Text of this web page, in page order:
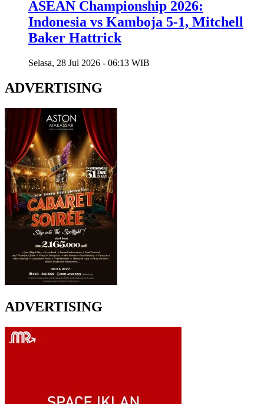
ASEAN Championship 2026:
Indonesia vs Kamboja 5-1, Mitchell
Baker Hattrick
Selasa, 28 Jul 2026 - 06:13 WIB
ADVERTISING
ADVERTISING